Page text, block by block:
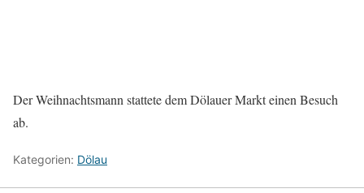
Der Weihnachtsmann stattete dem Dölauer Markt einen Besuch
ab.
Kategorien: Dölau